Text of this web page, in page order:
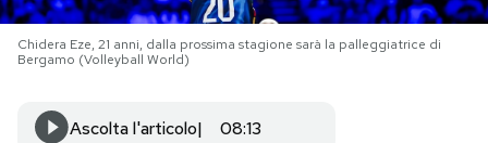
I MIEI PREFERITI
SHOP
Chidera Eze, 21 anni, dalla prossima stagione sarà la palleggiatrice di
Bergamo (Volleyball World)
Ascolta l'articolo 08:13